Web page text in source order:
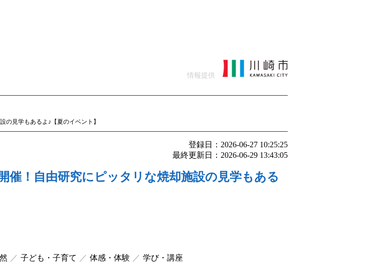
情報提供
の見学もあるよ♪【夏のイベント】
登録日：2026-06-27 10:25:25
最終更新日：2026-06-29 13:43:05
催！自由研究にピッタリな焼却施設の見学もある
子ども・子育て 体感・体験 学び・講座